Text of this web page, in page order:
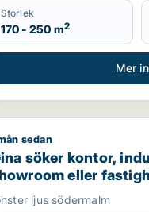
Storlek
170 - 250 m2
Mer
söker kontor,
sedan
söker kontor,
eller
i Södermalm
ljus södermalm